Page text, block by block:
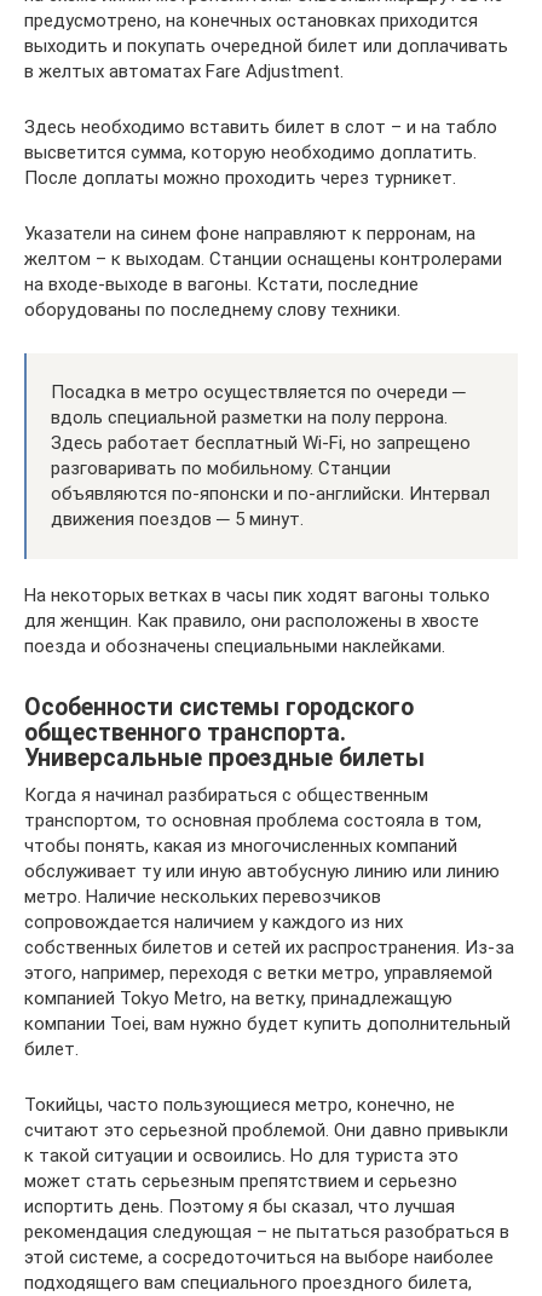
предусмотрено, на конечных остановках приходится
выходить и покупать очередной билет или доплачивать
в желтых автоматах Fare Adjustment.
Здесь необходимо вставить билет в слот – и на табло
высветится сумма, которую необходимо доплатить.
После доплаты можно проходить через турникет.
Указатели на синем фоне направляют к перронам, на
желтом – к выходам. Станции оснащены контролерами
на входе-выходе в вагоны. Кстати, последние
оборудованы по последнему слову техники.
Посадка в метро осуществляется по очереди ─
вдоль специальной разметки на полу перрона.
Здесь работает бесплатный Wi-Fi, но запрещено
разговаривать по мобильному. Станции
объявляются по-японски и по-английски. Интервал
движения поездов ─ 5 минут.
На некоторых ветках в часы пик ходят вагоны только
для женщин. Как правило, они расположены в хвосте
поезда и обозначены специальными наклейками.
Особенности системы городского
общественного транспорта.
Универсальные проездные билеты
Когда я начинал разбираться с общественным
транспортом, то основная проблема состояла в том,
чтобы понять, какая из многочисленных компаний
обслуживает ту или иную автобусную линию или линию
метро. Наличие нескольких перевозчиков
сопровождается наличием у каждого из них
собственных билетов и сетей их распространения. Из-за
этого, например, переходя с ветки метро, управляемой
компанией Tokyo Metro, на ветку, принадлежащую
компании Toei, вам нужно будет купить дополнительный
билет.
Токийцы, часто пользующиеся метро, конечно, не
считают это серьезной проблемой. Они давно привыкли
к такой ситуации и освоились. Но для туриста это
может стать серьезным препятствием и серьезно
испортить день. Поэтому я бы сказал, что лучшая
рекомендация следующая – не пытаться разобраться в
этой системе, а сосредоточиться на выборе наиболее
подходящего вам специального проездного билета,